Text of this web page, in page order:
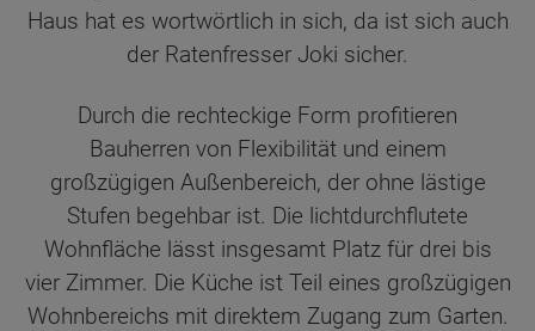
Haus hat es wortwörtlich in sich, da ist sich auch
der Ratenfresser Joki sicher.
Durch die rechteckige Form profitieren
Bauherren von Flexibilität und einem
großzügigen Außenbereich, der ohne lästige
Stufen begehbar ist. Die lichtdurchflutete
Wohnfläche lässt insgesamt Platz für drei bis
vier Zimmer. Die Küche ist Teil eines großzügigen
Wohnbereichs mit direktem Zugang zum Garten.